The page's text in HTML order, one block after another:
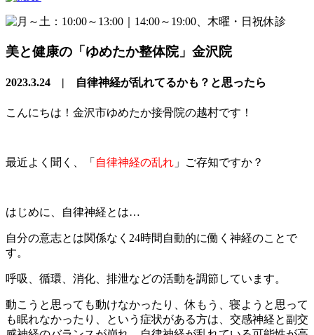
美と健康の「ゆめたか整体院」金沢院
2023.3.24 | 自律神経が乱れてるかも？と思ったら
こんにちは！金沢市ゆめたか接骨院の越村です！
最近よく聞く、「 自律神経の乱れ 」ご存知ですか？
はじめに、自律神経とは…
自分の意志とは関係なく24時間自動的に働く神経のことで
す。
呼吸、循環、消化、排泄などの活動を調節しています。
動こうと思っても動けなかったり、休もう、寝ようと思って
も眠れなかったり、という症状がある方は、交感神経と副交